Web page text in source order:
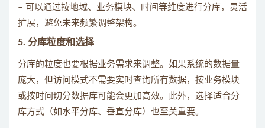
– 可以通过按地域、业务模块、时间等维度进行分库，灵活
扩展，避免未来频繁调整架构。
5. 分库粒度和选择
分库的粒度也要根据业务需求来调整。如果系统的数据量
庞大，但访问模式不需要实时查询所有数据，按业务模块
或按时间切分数据库可能会更加高效。此外，选择适合分
库方式（如水平分库、垂直分库）也至关重要。